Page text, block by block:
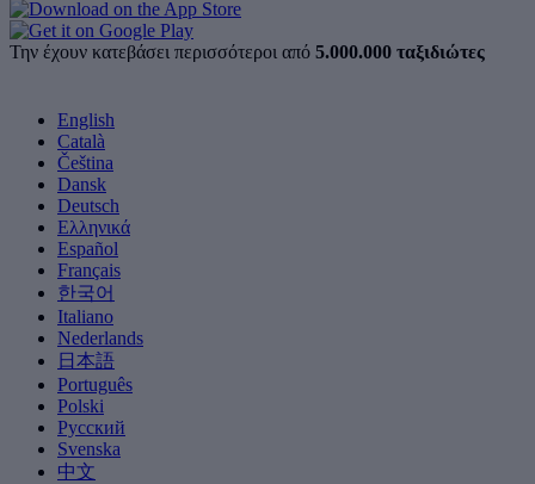
Την έχουν κατεβάσει περισσότεροι από 5.000.000 ταξιδιώτες
English
Català
Čeština
Dansk
Deutsch
Ελληνικά
Español
Français
한국어
Italiano
Nederlands
日本語
Português
Polski
Русский
Svenska
中文